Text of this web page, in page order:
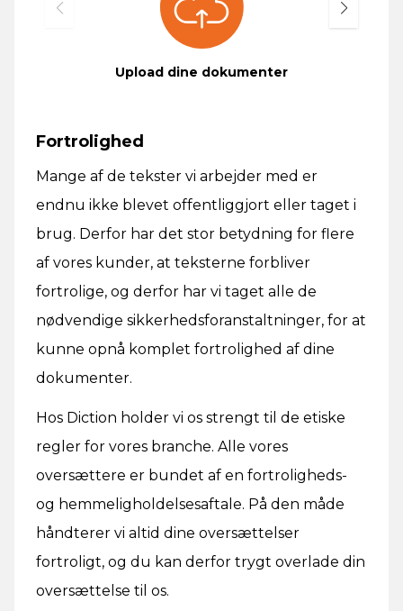
Upload dine dokumenter
Fortrolighed
Mange af de tekster vi arbejder med er
endnu ikke blevet offentliggjort eller taget i
brug. Derfor har det stor betydning for flere
af vores kunder, at teksterne forbliver
fortrolige, og derfor har vi taget alle de
nødvendige sikkerhedsforanstaltninger, for at
kunne opnå komplet fortrolighed af dine
dokumenter.
Hos Diction holder vi os strengt til de etiske
regler for vores branche. Alle vores
oversættere er bundet af en fortroligheds-
og hemmeligholdelsesaftale. På den måde
håndterer vi altid dine oversættelser
fortroligt, og du kan derfor trygt overlade din
oversættelse til os.